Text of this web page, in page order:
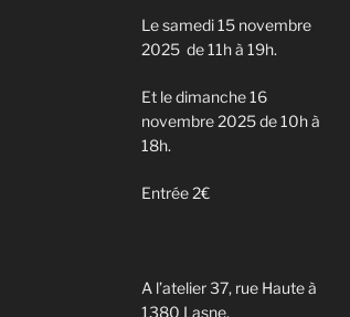
Le samedi 15 novembre
2025 de 11h à 19h.
Et le dimanche 16
novembre 2025 de 10h à
18h.
Entrée 2€
A l’atelier 37, rue Haute à
1380 Lasne,